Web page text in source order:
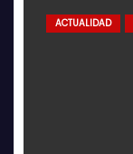
ACTUALIDAD